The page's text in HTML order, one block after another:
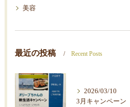
美容
最近の投稿 Recent Posts
2026/03/10
3月キャンペーン